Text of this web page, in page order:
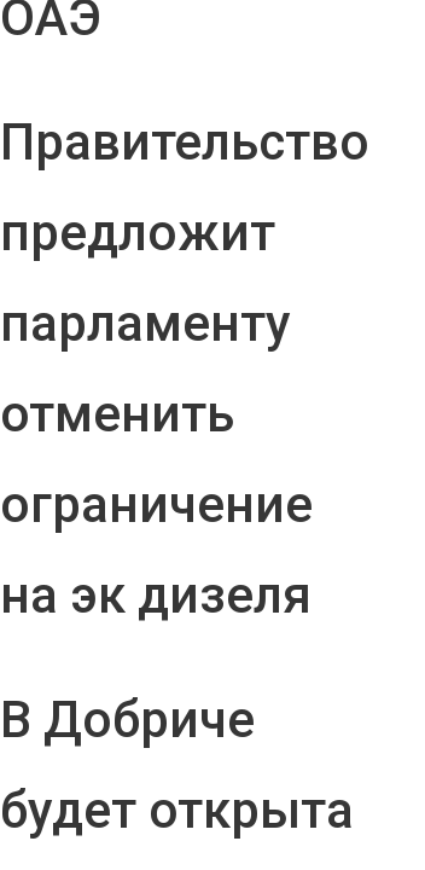
ОАЭ
Правительство
предложит
парламенту
отменить
ограничение
на эк дизеля
В Добриче
будет открыта